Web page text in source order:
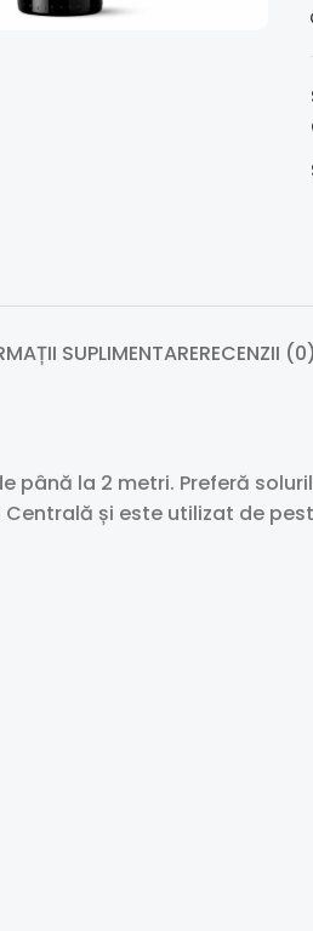
SUPLIMENTARERECENZII (0)
la 2 metri. Preferă
și este utilizat de